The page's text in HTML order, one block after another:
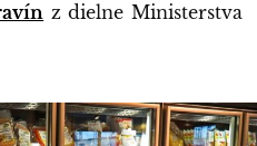
z dielne Ministerstva